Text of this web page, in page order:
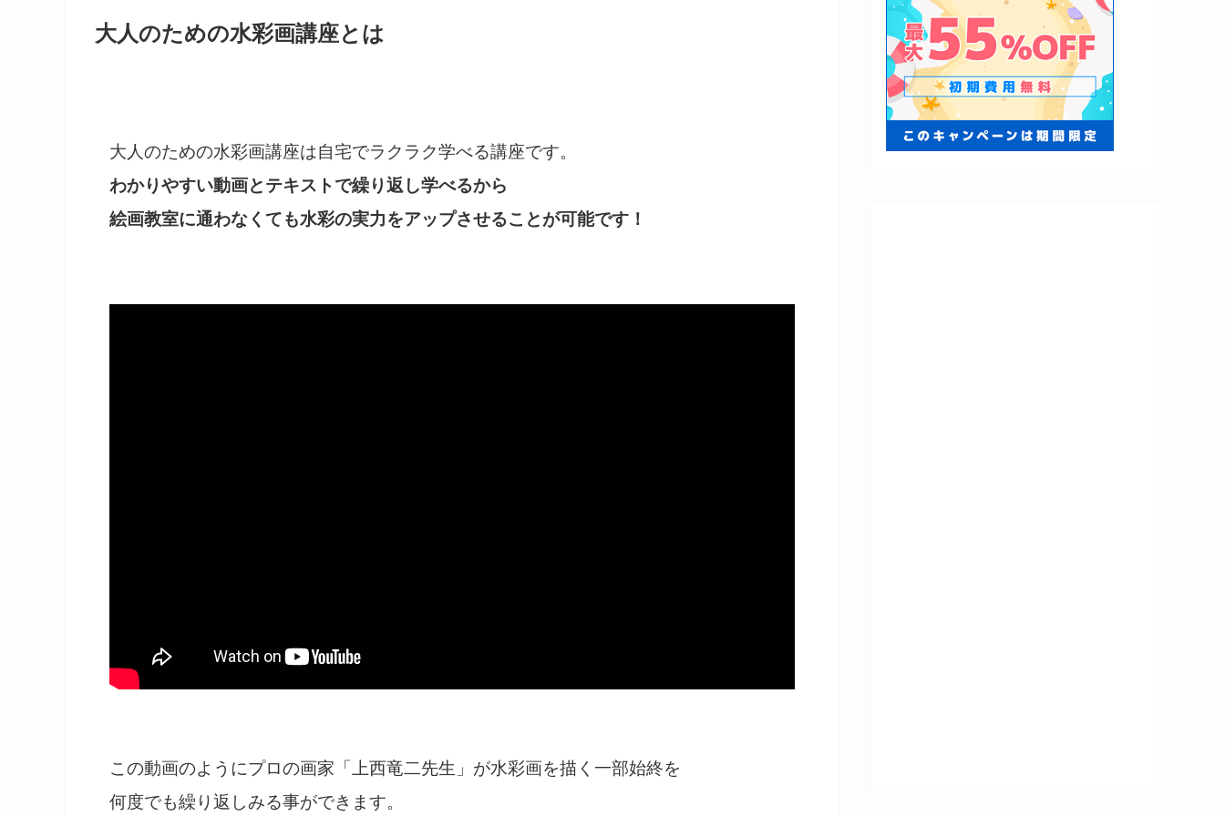
大人のための水彩画講座とは
大人のための水彩画講座は自宅でラクラク学べる講座です。
わかりやすい動画とテキストで繰り返し学べるから
絵画教室に通わなくても水彩の実力をアップさせることが可能です！
この動画のようにプロの画家「上西竜二先生」が水彩画を描く一部始終を
何度でも繰り返しみる事ができます。